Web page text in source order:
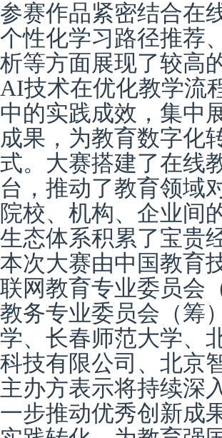
参赛作品紧密结合在
个性化学习路径推荐
析等方面展现了较高
AI技术在优化教学流
中的实践成效 ， 集中
成果 ， 为教育数字化
式。 大赛搭建了在线
台，推动了教育领域
院校、机构、企业间
生态体系积累了宝贵
本次大赛由中国教育
联网教育专业委员会
教务专业委员会 （筹）
学、长春师范大学、
科技有限公司、北京
主办方表示将持续深
一步推动优秀创新成